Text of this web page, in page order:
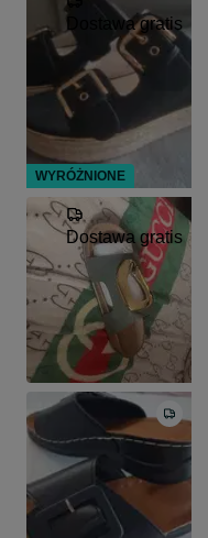
Dostawa gratis
Dostawa gratis
WYRÓŻNIONE